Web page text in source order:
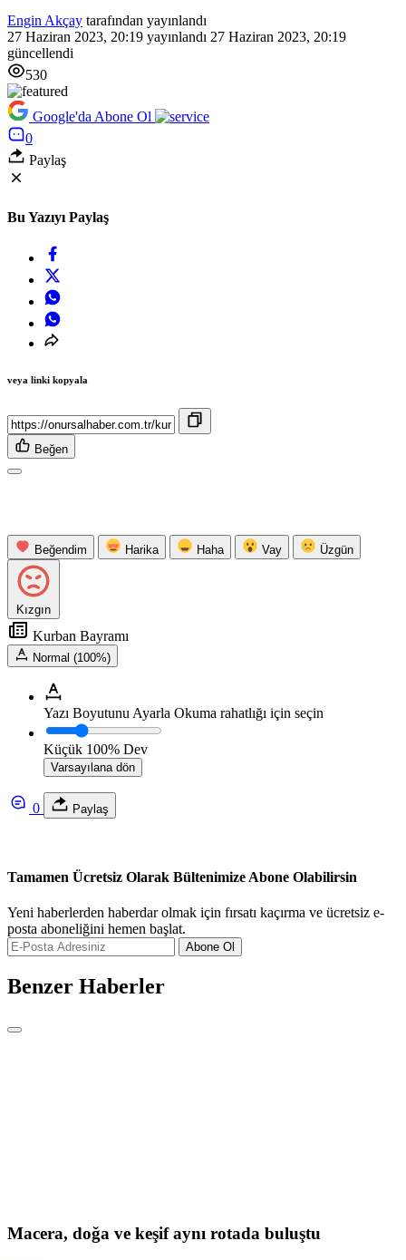
Engin Akçay tarafından yayınlandı
27 Haziran 2023, 20:19 yayınlandı 27 Haziran 2023, 20:19
güncellendi
530
Google'da Abone Ol
0
Paylaş
Bu Yazıyı Paylaş
veya linki kopyala
Beğen
Beğendim Harika Haha Vay Üzgün
Kızgın
Kurban Bayramı
Normal (100%)
Yazı Boyutunu Ayarla Okuma rahatlığı için seçin
Küçük 100% Dev
Varsayılana dön
0 Paylaş
Tamamen Ücretsiz Olarak Bültenimize Abone Olabilirsin
Yeni haberlerden haberdar olmak için fırsatı kaçırma ve ücretsiz e-
posta aboneliğini hemen başlat.
Abone Ol
Benzer Haberler
Macera, doğa ve keşif aynı rotada buluştu